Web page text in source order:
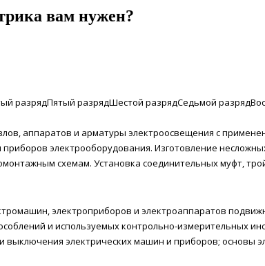
вам нужен?
разрядПятый разрядШестой разрядСедьмой разряд
аппаратов и арматуры электроосвещения с
электрооборудования. Изготовление
схемам. Установка соединительных муфт,
электроприборов и электроаппаратов
и используемых контрольно-измерительных
выключения электрических машин и приборов; основы